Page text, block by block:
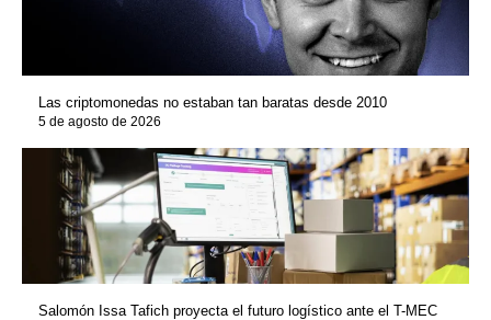
Las criptomonedas no estaban tan baratas desde 2010
5 de agosto de 2026
Salomón Issa Tafich proyecta el futuro logístico ante el T-MEC